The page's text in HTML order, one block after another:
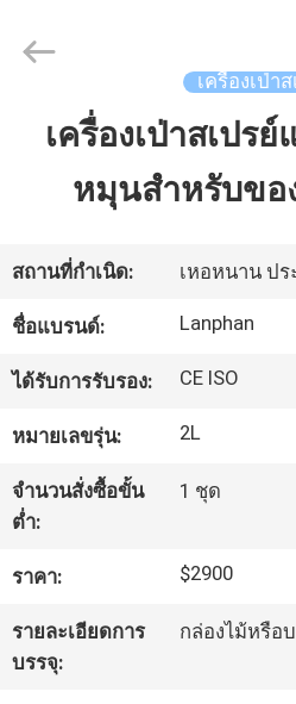
บ้าน
วิดีโอ
เรา
โรงงาน
2026
Henan
เครื่องเป่า
เครื่องเป่าสเปร
หมุนสำหรับขอ
สถานที่กำเนิด: เหอหนาน ปร
ชื่อแบรนด์: Lanphan
ได้รับการรับรอง: CE ISO
หมายเลขรุ่น: 2L
จำนวนสั่งซื้อขั้น
ต่ำ:
1 ชุด
ราคา: $2900
รายละเอียดการ
บรรจุ:
กล่องไม้หรือ